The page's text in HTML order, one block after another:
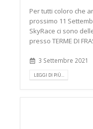
Per tutti coloro che
prossimo 11
SkyRace ci sono
presso TERME DI
3 Settembre 2021
LEGGI DI PIÙ...